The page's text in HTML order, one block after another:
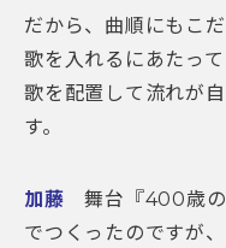
だから、曲順にもこ
歌を入れるにあたっ
歌を配置して流れが
す。
加藤 舞台『400歳の
でつくったのですが